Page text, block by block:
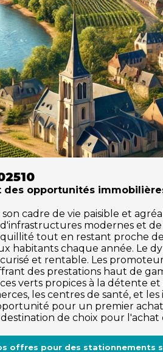
des opportunités
cadre de vie paisible et
modernes et de
tout en restant proche
habitants chaque année. Le
et rentable. Les
des prestations haut de
verts propices à la détente
les centres de santé, et
pour un premier
de choix pour
offres pour des stationnements